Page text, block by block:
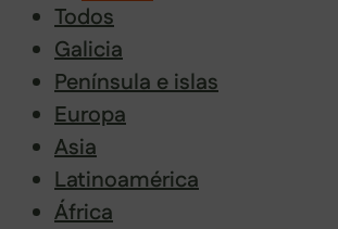
Todos
Galicia
Península e islas
Europa
Asia
Latinoamérica
África